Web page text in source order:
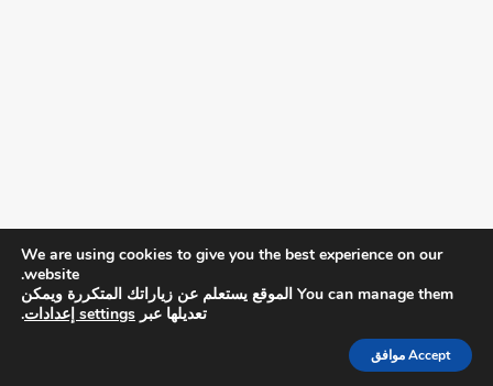
We are using cookies to give you the best experience on our
website.
You can manage them الموقع يستعلم عن زياراتك المتكررة ويمكن
تعديلها عبر settings إعدادات .
Accept موافق